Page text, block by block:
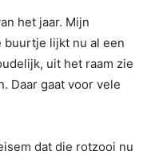
het jaar. Mijn
buurtje lijkt nu al een
uit het raam zie
Daar gaat voor vele
dat die rotzooi nu